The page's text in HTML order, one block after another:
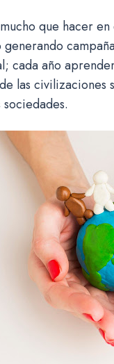
que hacer
cada año
las civilizaciones